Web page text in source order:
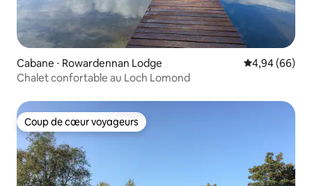
Cabane ⋅ Rowardennan Lodge Évaluation
4,94 (66)
Chalet confortable au Loch Lomond
Coup de cœur voyageurs
Coup de cœur voyageurs